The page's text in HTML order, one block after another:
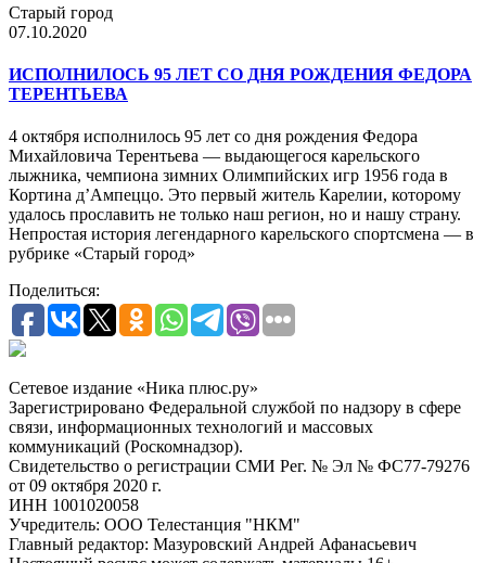
Старый город
07.10.2020
ИСПОЛНИЛОСЬ 95 ЛЕТ СО ДНЯ РОЖДЕНИЯ ФЕДОРА
ТЕРЕНТЬЕВА
4 октября исполнилось 95 лет со дня рождения Федора
Михайловича Терентьева — выдающегося карельского
лыжника, чемпиона зимних Олимпийских игр 1956 года в
Кортина д’Ампеццо. Это первый житель Карелии, которому
удалось прославить не только наш регион, но и нашу страну.
Непростая история легендарного карельского спортсмена — в
рубрике «Старый город»
Поделиться:
Сетевое издание «Ника плюс.ру»
Зарегистрировано Федеральной службой по надзору в сфере
связи, информационных технологий и массовых
коммуникаций (Роскомнадзор).
Свидетельство о регистрации СМИ Рег. № Эл № ФС77-79276
от 09 октября 2020 г.
ИНН 1001020058
Учредитель: ООО Телестанция "НКМ"
Главный редактор: Мазуровский Андрей Афанасьевич